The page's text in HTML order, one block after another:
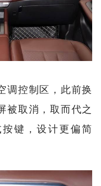
调控制区，此前换
被取消，取而代之
键，设计更偏简